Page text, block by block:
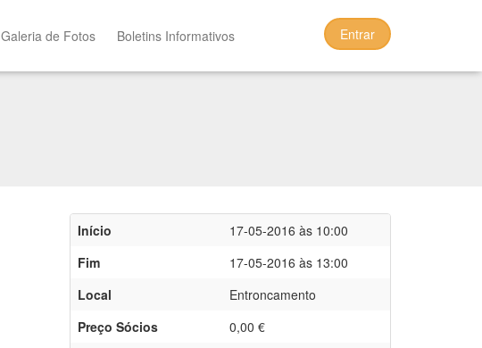
Galeria de Fotos Boletins Informativos Entrar
Início
17-05-2016 às 10:00
Fim
17-05-2016 às 13:00
Local
Entroncamento
Preço Sócios
0,00 €